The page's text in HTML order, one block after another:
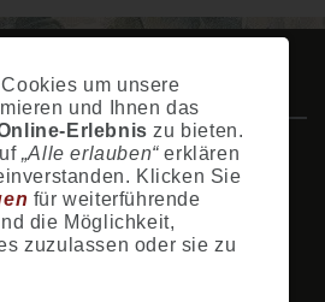
SITEMAPHILFECOOKIES
Shop
um unsere
und Ihnen das
Erlebnis zu bieten.
„Alle erlauben“erklären
Klicken Sie
für weiterführende
die Möglichkeit,
zuzulassen oder sie zu